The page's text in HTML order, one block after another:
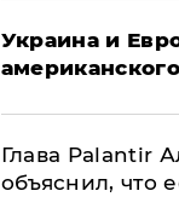
Украина и
Глава Palantir
объяснил, что